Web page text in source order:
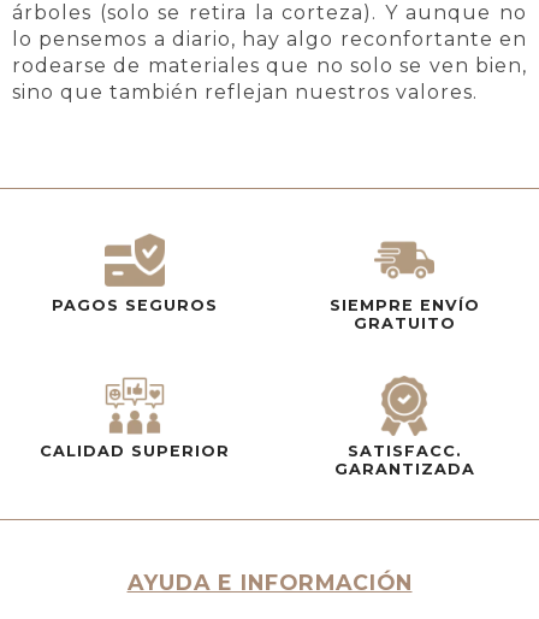
árboles (solo se retira la corteza). Y aunque no
lo pensemos a diario, hay algo reconfortante en
rodearse de materiales que no solo se ven bien,
sino que también reflejan nuestros valores.
PAGOS SEGUROS
SIEMPRE ENVÍO
GRATUITO
CALIDAD SUPERIOR
SATISFACC.
GARANTIZADA
AYUDA E INFORMACIÓN